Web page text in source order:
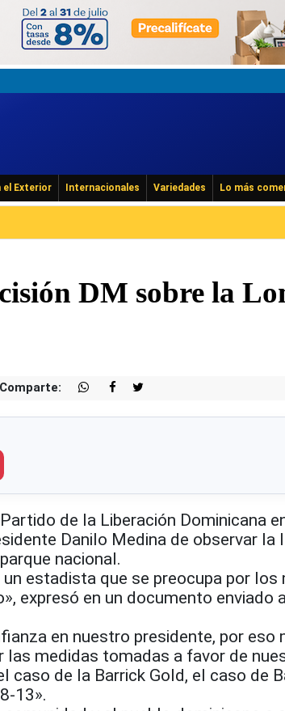
el Exterior Internacionales Variedades Lo más
DM sobre la
Comparte:
de la Liberación Dominicana
Danilo Medina de observar la
nacional.
estadista que se preocupa por los
expresó en un documento enviado
en nuestro presidente, por eso
las medidas tomadas a favor de
caso de la Barrick Gold, el caso de
13».